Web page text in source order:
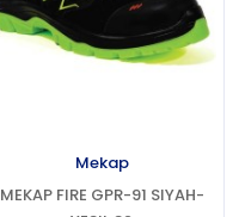
Mekap
MEKAP FIRE GPR-91 SIYAH-